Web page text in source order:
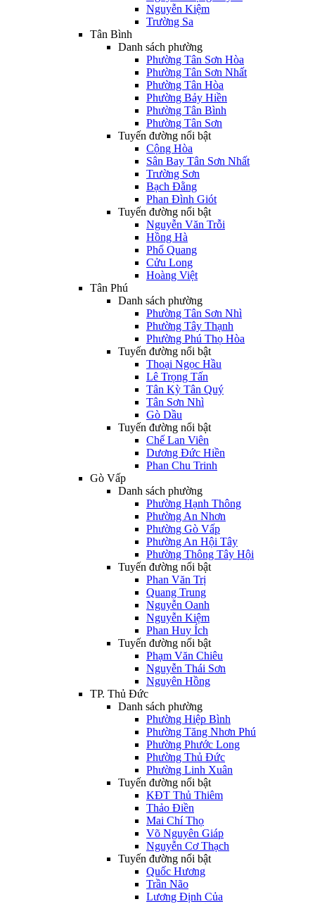
Nguyễn Kiệm
Trường Sa
Tân Bình
Danh sách phường
Phường Tân Sơn Hòa
Phường Tân Sơn Nhất
Phường Tân Hòa
Phường Bảy Hiền
Phường Tân Bình
Phường Tân Sơn
Tuyến đường nổi bật
Cộng Hòa
Sân Bay Tân Sơn Nhất
Trường Sơn
Bạch Đằng
Phan Đình Giót
Tuyến đường nổi bật
Nguyễn Văn Trỗi
Hồng Hà
Phổ Quang
Cửu Long
Hoàng Việt
Tân Phú
Danh sách phường
Phường Tân Sơn Nhì
Phường Tây Thạnh
Phường Phú Thọ Hòa
Tuyến đường nổi bật
Thoại Ngọc Hầu
Lê Trọng Tấn
Tân Kỳ Tân Quý
Tân Sơn Nhì
Gò Dầu
Tuyến đường nổi bật
Chế Lan Viên
Dương Đức Hiền
Phan Chu Trinh
Gò Vấp
Danh sách phường
Phường Hạnh Thông
Phường An Nhơn
Phường Gò Vấp
Phường An Hội Tây
Phường Thông Tây Hội
Tuyến đường nổi bật
Phan Văn Trị
Quang Trung
Nguyễn Oanh
Nguyễn Kiệm
Phan Huy Ích
Tuyến đường nổi bật
Phạm Văn Chiêu
Nguyễn Thái Sơn
Nguyên Hồng
TP. Thủ Đức
Danh sách phường
Phường Hiệp Bình
Phường Tăng Nhơn Phú
Phường Phước Long
Phường Thủ Đức
Phường Linh Xuân
Tuyến đường nổi bật
KĐT Thủ Thiêm
Thảo Điền
Mai Chí Thọ
Võ Nguyên Giáp
Nguyễn Cơ Thạch
Tuyến đường nổi bật
Quốc Hương
Trần Não
Lương Định Của